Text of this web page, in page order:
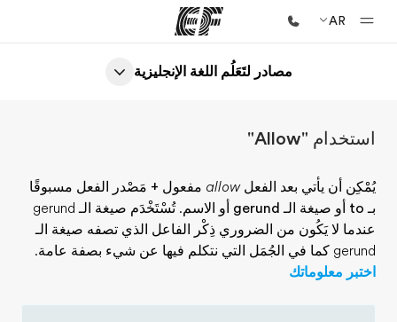
AR
الصفحة الرئيسية
برامج
شاهد كل ما نقوم به
مكاتب
أعثر على مكتب قريب منك
نبذة عنا
مصادر لتَعَلُم اللغة الإنجليزية
استخدام "Allow"
يُمْكِن أن يأتي بعد الفعلallow مفعول + مَصْدر الفعل مسبوقًا
بـ to
أو صيغة الـ gerund أو الاسم
. تُسْتَخْدَم صيغة الـ gerund
عندما لا يَكُون من الضروري ذِكْر الفاعل الذي تصفه صيغة الـ
gerund كما في الجُمَل التي نتكلم فيها عن شيء بصفة عامة.
اختبر معلوماتك